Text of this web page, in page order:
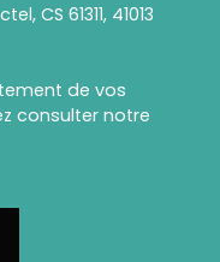
CS 61311, 41013
de vos
consulter notre